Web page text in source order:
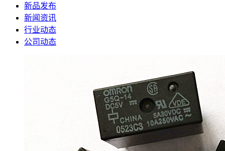
新品发布
新闻资讯
行业动态
公司动态